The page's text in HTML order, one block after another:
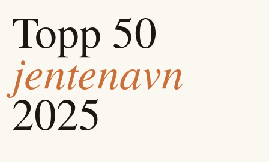
Topp 50
jentenavn
2025